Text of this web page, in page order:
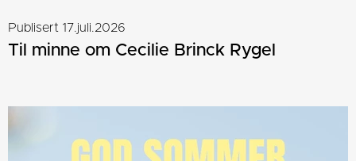
Publisert 17.juli.2026
Til minne om Cecilie Brinck Rygel